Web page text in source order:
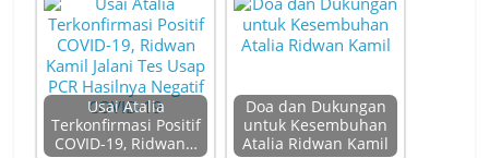
Usai Atalia
Terkonfirmasi Positif
COVID-19, Ridwan…
Doa dan Dukungan
untuk Kesembuhan
Atalia Ridwan Kamil